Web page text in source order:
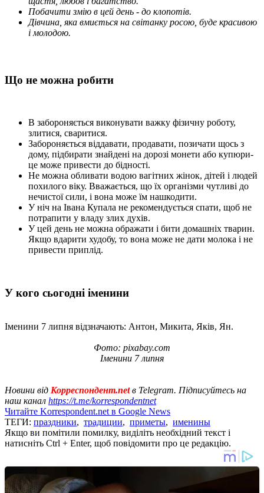
Побачити змію в цей день - до клопотів.
Дівчина, яка вмиється на світанку росою, буде красивою
і молодою.
Що не можна робити
В забороняється виконувати важку фізичну роботу,
злитися, сваритися.
Забороняється віддавати, продавати, позичати щось з
дому, підбирати знайдені на дорозі монети або купюри-
це може привести до бідності.
Не можна обливати водою вагітних жінок, дітей і людей
похилого віку. Вважається, що їх організми чутливі до
нечистої сили, і вона може їм нашкодити.
У ніч на Івана Купала не рекомендується спати, щоб не
потрапити у владу злих духів.
У цей день не можна ображати і бити домашніх тварин.
Якщо вдарити худобу, то вона може не дати молока і не
привести приплід.
У кого сьогодні іменини
Іменини 7 липня відзначають: Антон, Микита, Яків, Ян.
Фото: pixabay.com
Іменини 7 липня
Новини від Корреспондент.netв Telegram. Підписуйтесь на
наш канал https://t.me/korrespondentnet
Читайте Korrespondent.net в Google News
ТЕГИ: праздники, традиции, приметы, именины
Якщо ви помітили помилку, виділіть необхідний текст і
натисніть Ctrl + Enter, щоб повідомити про це редакцію.